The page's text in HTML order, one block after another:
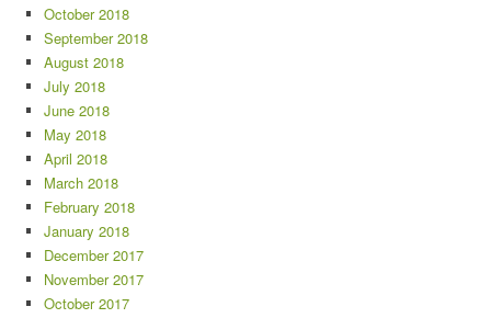
October 2018
September 2018
August 2018
July 2018
June 2018
May 2018
April 2018
March 2018
February 2018
January 2018
December 2017
November 2017
October 2017